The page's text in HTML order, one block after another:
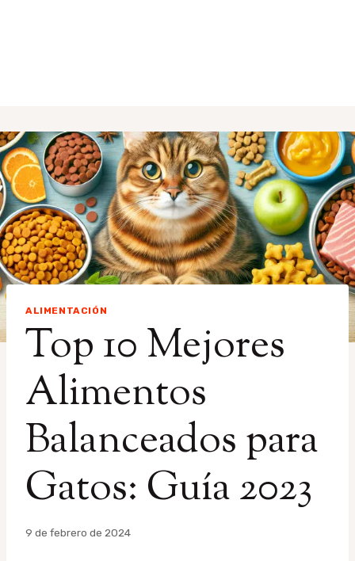
ALIMENTACIÓN
Top 10 Mejores
Alimentos
Balanceados para
Gatos: Guía 2023
Por
9 de febrero de 2024